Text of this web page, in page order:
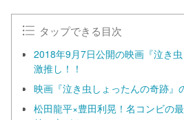
タップできる目次
2018年9月7日公開の映画『泣き
激推し！！
映画『泣き虫しょったんの奇跡』
松田龍平×豊田利晃！名コンビの